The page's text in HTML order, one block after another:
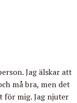
Jag älskar att
må bra, men det
för mig. Jag njuter